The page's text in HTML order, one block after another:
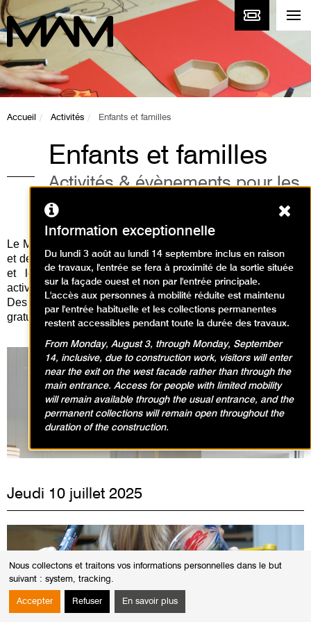
Nous collectons et traitons vos informations personnelles dans le but
suivant : system, tracking.
Accepter Refuser En savoir plus
Accueil Activités Enfants et familles
Enfants et familles
Activités & évènements pour les
enfants et la famille
Le Musée d'Art Moderne de Paris vous propose des visites
et des ateliers d'arts plastiques en lien avec les expositions
et les collections permanentes. Découvrez toutes les
activités pour les enfants et en famille à venir ci-dessous.
Des activités à réaliser à la maison sont disponibles
gratuitement :
en cliquant ici
Expositions en cours
Jeudi 10 juillet 2025
©Service éducatif et culturel
Information exceptionnelle
Du lundi 3 août au lundi 14 septembre inclus en raison
de travaux, l'entrée se fera à proximité de la sortie située
sur la façade ouest et non par l'entrée principale.
L'accès aux personnes à mobilité réduite est maintenu
par l'entrée habituelle et les collections permanentes
restent accessibles pendant toute la durée des travaux.
From Monday, August 3, through Monday, September
14, inclusive, due to construction work, visitors will enter
near the exit on the west facade rather than through the
main entrance. Access for people with limited mobility
will remain available through the usual entrance, and the
permanent collections will remain open throughout the
duration of the construction.